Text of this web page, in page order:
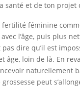
santé et de ton projet
fertilité féminine
l’âge, puis plus
pas dire qu’il est
âge, loin de là. En
naturellement
peut